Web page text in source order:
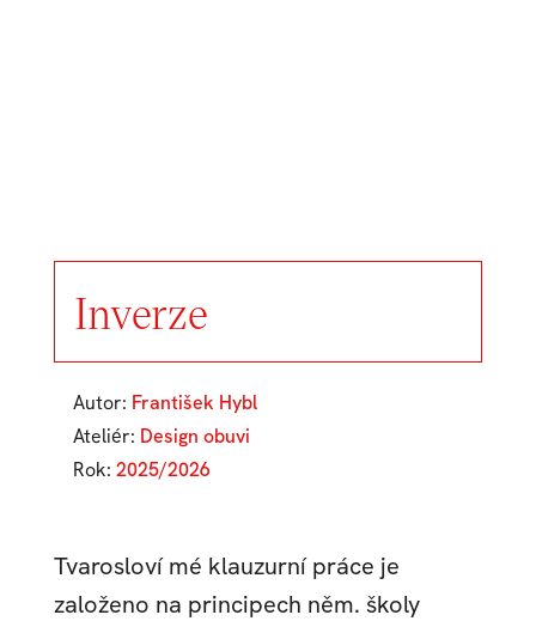
Inverze
Autor: František Hybl
Ateliér: Design obuvi
Rok: 2025/2026
Tvarosloví mé klauzurní práce je
založeno na principech něm. školy